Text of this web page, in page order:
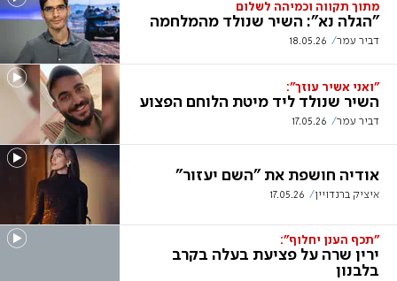
מתוך תקווה וכמיהה לשלום
"הגלה נא": השיר שנולד מהמלחמה
דביר עמר 18.05.26
"ואני אשיר עוזך":
השיר שנולד ליד מיטת הלוחם הפצוע
דביר עמר 17.05.26
אודיה חושפת את "השם יעזור"
איציק ברנדויין 17.05.26
"תכף הענן יחלוף":
ירין שרה על פציעת בעלה בקרב
בלבנון